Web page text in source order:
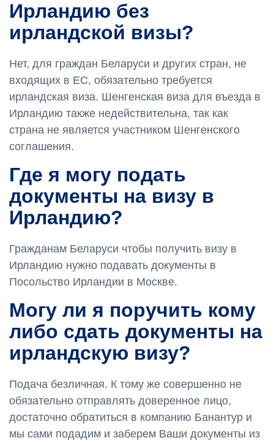
Ирландию без
ирландской визы?
Нет, для граждан Беларуси и других стран, не
входящих в ЕС, обязательно требуется
ирландская виза. Шенгенская виза для въезда в
Ирландию также недействительна, так как
страна не является участником Шенгенского
соглашения.
Где я могу подать
документы на визу в
Ирландию?
Гражданам Беларуси чтобы получить визу в
Ирландию нужно подавать документы в
Посольство Ирландии в Москве.
Могу ли я поручить кому
либо сдать документы на
ирландскую визу?
Подача безличная. К тому же совершенно не
обязательно отправлять доверенное лицо,
достаточно обратиться в компанию Банантур и
мы сами подадим и заберем Ваши документы из